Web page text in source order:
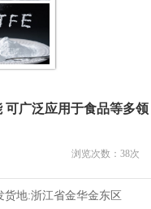
广泛应用于食品等多领
浏览次数： 38次
货地:浙江省金华金东区